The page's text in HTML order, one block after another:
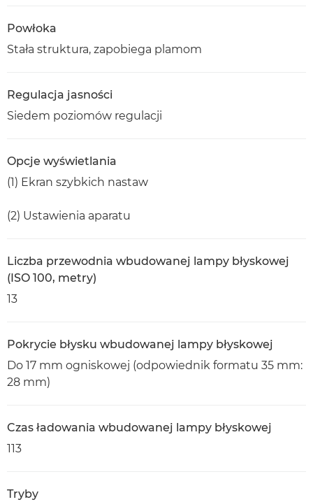
Powłoka
Stała struktura, zapobiega plamom
Regulacja jasności
Siedem poziomów regulacji
Opcje wyświetlania
(1) Ekran szybkich nastaw
(2) Ustawienia aparatu
Liczba przewodnia wbudowanej lampy błyskowej
(ISO 100, metry)
13
Pokrycie błysku wbudowanej lampy błyskowej
Do 17 mm ogniskowej (odpowiednik formatu 35 mm:
28 mm)
Czas ładowania wbudowanej lampy błyskowej
113
Tryby